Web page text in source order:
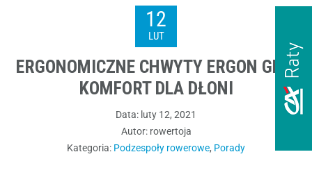
12
LUT
ERGONOMICZNE CHWYTY ERGON GP –
KOMFORT DLA DŁONI
Data: luty 12, 2021
Autor: rowertoja
Kategoria: Podzespoły rowerowe, Porady